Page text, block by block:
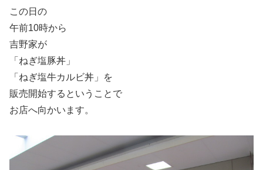
この日の
午前10時から
吉野家が
「ねぎ塩豚丼」
「ねぎ塩牛カルビ丼」を
販売開始するということで
お店へ向かいます。